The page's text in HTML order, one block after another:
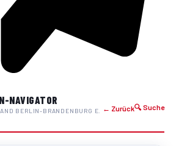
NAVIGATOR
BERLIN-BRANDENBURG E.
← Zurück🔍 Suche